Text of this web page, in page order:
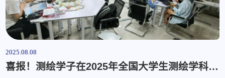
2025.08.08
喜报！测绘学子在2025年全国大学生测绘学科创新创业智能大赛中获得佳绩